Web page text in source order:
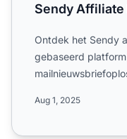
Sendy Affiliate
Ontdek het Sendy
gebaseerd
Aug 1, 2025